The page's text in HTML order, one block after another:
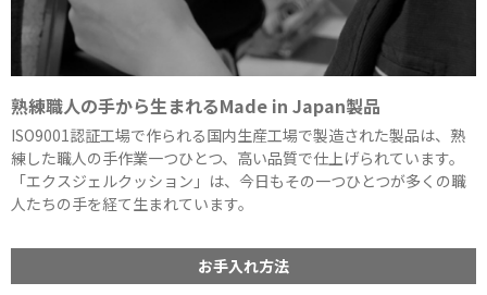
熟練職人の手から生まれるMade in Japan製品
ISO9001認証工場で作られる国内生産工場で製造された製品は、熟
練した職人の手作業一つひとつ、高い品質で仕上げられています。
「エクスジェルクッション」は、今日もその一つひとつが多くの職
人たちの手を経て生まれています。
お手入れ方法